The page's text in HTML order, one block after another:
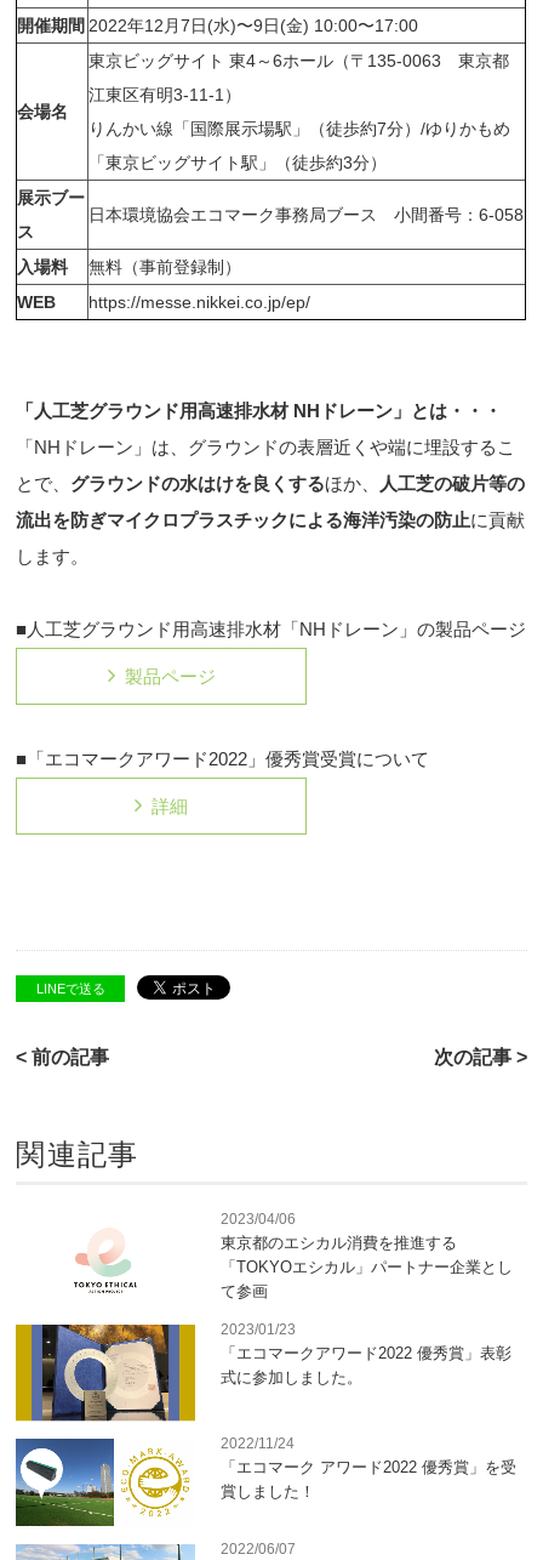
開催期間 2022年12月7日(水)〜9日(金) 10:00〜17:00
会場名
東京ビッグサイト 東4～6ホール（〒135-0063 東京都
江東区有明3-11-1）
りんかい線「国際展示場駅」（徒歩約7分）/ゆりかもめ
「東京ビッグサイト駅」（徒歩約3分）
展示ブー
ス
日本環境協会エコマーク事務局ブース 小間番号：6-058
入場料
無料（事前登録制）
WEB
https://messe.nikkei.co.jp/ep/
「人工芝グラウンド用高速排水材 NHドレーン」とは・・・
「NHドレーン」は、グラウンドの表層近くや端に埋設するこ
とで、 グラウンドの水はけを良くするほか、
人工芝の破片等の
流出を防ぎマイクロプラスチックによる海洋汚染の防止に貢献
します。
■人工芝グラウンド用高速排水材「NHドレーン」の製品ページ
製品ページ
■「エコマークアワード2022」優秀賞受賞について
詳細
LINEで送る
< 前の記事 次の記事 >
関連記事
2023/04/06
東京都のエシカル消費を推進する
「TOKYOエシカル」パートナー企業とし
て参画
2023/01/23
「エコマークアワード2022 優秀賞」表彰
式に参加しました。
2022/11/24
「エコマーク アワード2022 優秀賞」を受
賞しました！
2022/06/07